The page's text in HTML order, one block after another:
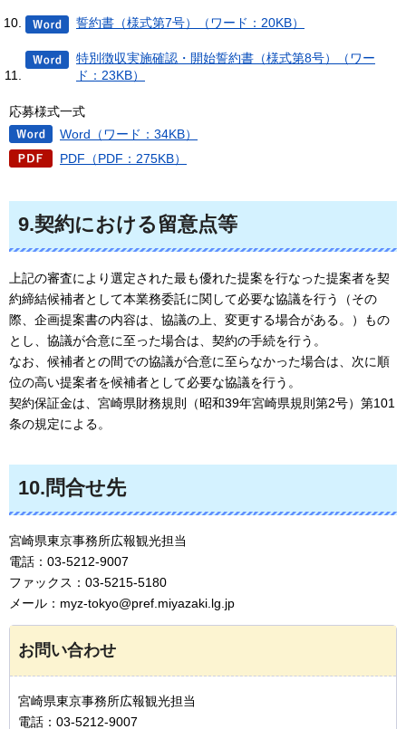
誓約書（様式第7号）（ワード：20KB）
特別徴収実施確認・開始誓約書（様式第8号）（ワー
ド：23KB）
応募様式一式
Word（ワード：34KB）
PDF（PDF：275KB）
9.契約における留意点等
上記の審査により選定された最も優れた提案を行なった提案者を契
約締結候補者として本業務委託に関して必要な協議を行う（その
際、企画提案書の内容は、協議の上、変更する場合がある。）もの
とし、協議が合意に至った場合は、契約の手続を行う。
なお、候補者との間での協議が合意に至らなかった場合は、次に順
位の高い提案者を候補者として必要な協議を行う。
契約保証金は、宮崎県財務規則（昭和39年宮崎県規則第2号）第101
条の規定による。
10.問合せ先
宮崎県東京事務所広報観光担当
電話：03-5212-9007
ファックス：03-5215-5180
メール：myz-tokyo@pref.miyazaki.lg.jp
お問い合わせ
宮崎県東京事務所広報観光担当
電話：03-5212-9007